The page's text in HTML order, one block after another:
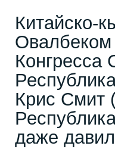
Китайско-
Овалбеком
Крис Смит
даже